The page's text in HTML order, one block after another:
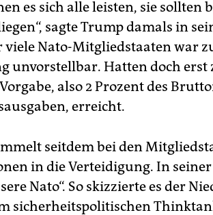
es sich alle leisten, sie sollten
sagte Trump damals in
viele Nato-Mitgliedstaaten war
unvorstellbar. Hatten doch erst
also 2 Prozent des
erreicht.
seitdem bei den
in die Verteidigung. In
Nato“. So skizzierte es der
sicherheitspolitischen